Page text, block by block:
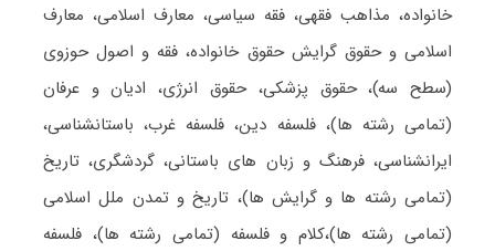
خانواده، مذاهب فقهی، فقه سیاسی، معارف اسلامی، معارف
اسلامی و حقوق گرایش حقوق خانواده، فقه و اصول حوزوی
(سطح سه)، حقوق پزشکی، حقوق انرژی، ادیان و عرفان
(تمامی رشته ها)، فلسفه دین، فلسفه غرب، باستانشناسی،
ایرانشناسی، فرهنگ و زبان های باستانی، گردشگری، تاریخ
(تمامی رشته ها و گرایش ها)، تاریخ و تمدن ملل اسلامی
(تمامی رشته ها)،کلام و فلسفه (تمامی رشته ها)، فلسفه